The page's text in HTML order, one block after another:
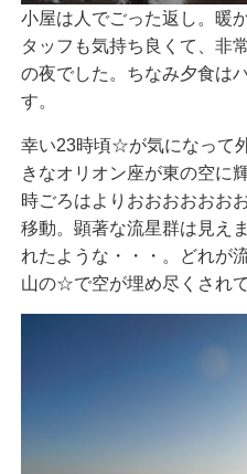
小屋は人でごった返し。暖
タッフも気持ち良くて、非
の夜でした。ちなみ夕食は
す。
幸い23時頃☆が気になって
きなオリオン座が東の空に
時ごろはよりおおおおおお
移動。顕著な流星群は見え
れたような・・・。どれが
山の☆で空が埋め尽くされて